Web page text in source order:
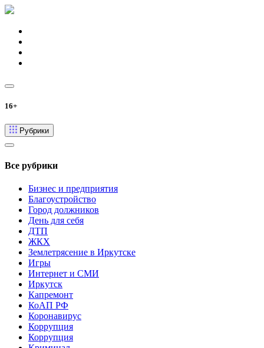
16+
Рубрики
Все рубрики
Бизнес и предприятия
Благоустройство
Город должников
День для себя
ДТП
ЖКХ
Землетрясение в Иркутске
Игры
Интернет и СМИ
Иркутск
Капремонт
КоАП РФ
Коронавирус
Коррупция
Коррупция